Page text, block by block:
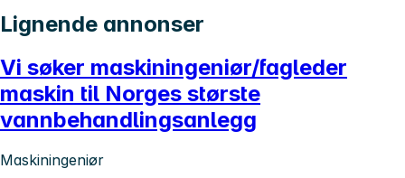
Lignende annonser
Vi søker maskiningeniør/fagleder
maskin til Norges største
vannbehandlingsanlegg
Maskiningeniør